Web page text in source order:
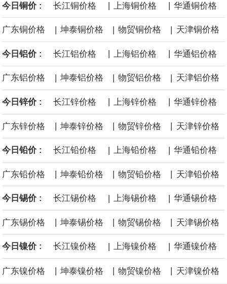
源枯竭煤矿退出，妥善做好遗留问题处置和职工安置。西南、东北
等地区因地制宜设置政策标准，合理引导资源条件差、安全保障程
度低的中小煤矿退出，运用政策引导、市场手段等加快推动长期停
产停建煤矿应退尽退。
伦敦金属交易所(LME)：镍库存持平。
伦敦金属交易所(LME)：锡库存减少100吨。
8月10日消息，在岸人民币兑美元收盘报6.7442，较上一交易日上
涨59点。
欧元区8月Sentix投资者信心指数 0.9，预期-0.5，前值-3.1。
今日铜价 : 长江铜价格 | 上海铜价格 | 华通铜价格
广东铜价格 | 坤泰铜价格 | 物贸铜价格 | 天津铜价格
今日铝价 : 长江铝价格 上海铝价格 华通铝价格
广东铝价格 | 坤泰铝价格 | 物贸铝价格 | 天津铝价格
今日锌价 : 长江锌价格 上海锌价格 华通锌价格
广东锌价格 | 坤泰锌价格 | 物贸锌价格 | 天津锌价格
今日铅价 : 长江铅价格 | 上海铅价格 | 华通铅价格
广东铅价格 坤泰铅价格 物贸铅价格 天津铅价格
今日锡价 : 长江锡价格 | 上海锡价格 | 华通锡价格
广东锡价格 坤泰锡价格 物贸锡价格 天津锡价格
今日镍价 : 长江镍价格 | 上海镍价格 | 华通镍价格
广东镍价格 | 坤泰镍价格 | 物贸镍价格 | 天津镍价格